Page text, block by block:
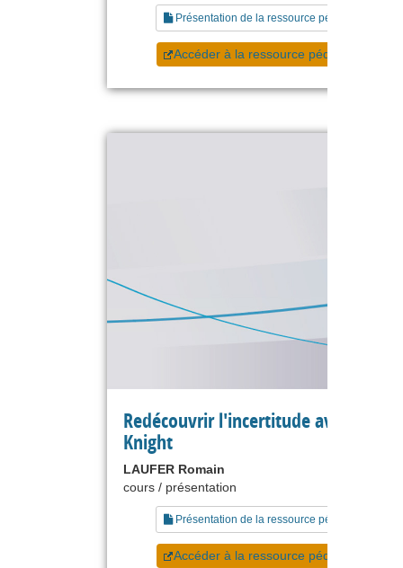
Présentation de la ressource pédagogique
Accéder à la ressource pédagogique
Redécouvrir l'incertitude avec Frank
Knight
LAUFER Romain
cours / présentation
Présentation de la ressource pédagogique
Accéder à la ressource pédagogique